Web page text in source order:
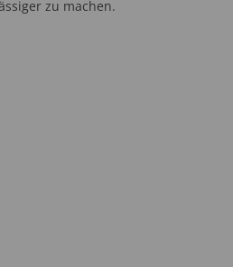
zu machen.